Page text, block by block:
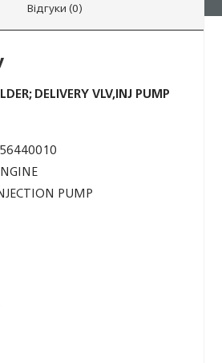
Відгуки (0)
DELIVERY VLV,INJ PUMP
PUMP